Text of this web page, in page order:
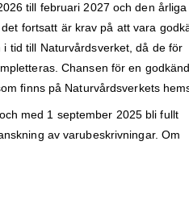
till februari 2027 och den årliga
fortsatt är krav på att vara
tid till Naturvårdsverket, då de för
Chansen för en godkänd
finns på Naturvårdsverkets
med 1 september 2025 bli fullt
av varubeskrivningar. Om